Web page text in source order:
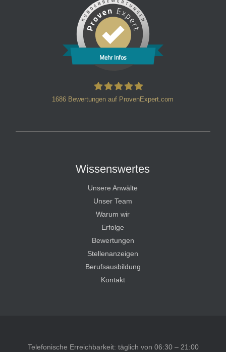
Mehr Infos
1686 Bewertungen auf ProvenExpert.com
Wissenswertes
Unsere Anwälte
Unser Team
Warum wir
Erfolge
Bewertungen
Stellenanzeigen
Berufsausbildung
Kontakt
Telefonische Erreichbarkeit: täglich von 06:30 – 21:00